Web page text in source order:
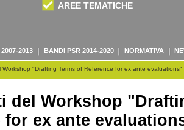
AREE TEMATICHE
2013 BANDI PSR 2014-2020 NORMATIVA
Workshop "Drafting Terms of Reference for ex ante evaluations"
del Workshop
for ex ante